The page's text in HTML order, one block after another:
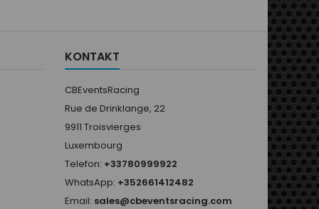
KONTAKT
CBEventsRacing
Rue de Drinklange, 22
9911 Troisvierges
Luxembourg
Telefon: +33780999922
WhatsApp: +352661412482
Email: sales@cbeventsracing.com